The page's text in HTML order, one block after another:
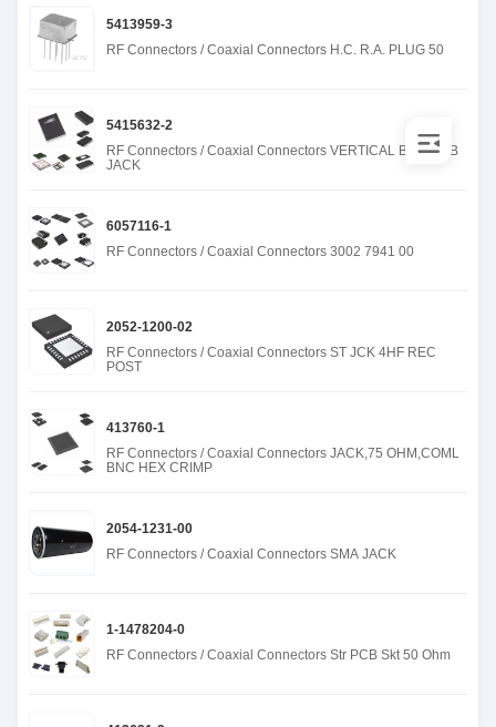
5413959-3
RF Connectors / Coaxial Connectors H.C. R.A. PLUG 50
5415632-2
RF Connectors / Coaxial Connectors VERTICAL BNC PCB
JACK
6057116-1
RF Connectors / Coaxial Connectors 3002 7941 00
2052-1200-02
RF Connectors / Coaxial Connectors ST JCK 4HF REC
POST
413760-1
RF Connectors / Coaxial Connectors JACK,75 OHM,COML
BNC HEX CRIMP
2054-1231-00
RF Connectors / Coaxial Connectors SMA JACK
1-1478204-0
RF Connectors / Coaxial Connectors Str PCB Skt 50 Ohm